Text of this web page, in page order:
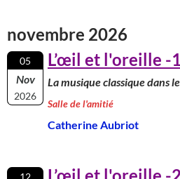
novembre 2026
05
Nov
2026
L’œil et l'oreille -1
La musique classique dans
Salle de l'amitié
Catherine Aubriot
12